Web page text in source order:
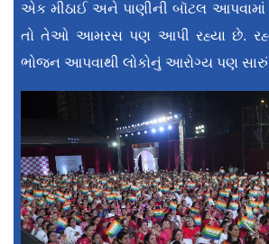
એક મીઠાઈ અને પાણીની બૉટલ
તો તેઓ આમરસ પણ આપી રહ્યા છે.
ભોજન આપવાથી લોકોનું આરોગ્ય પણ સારું